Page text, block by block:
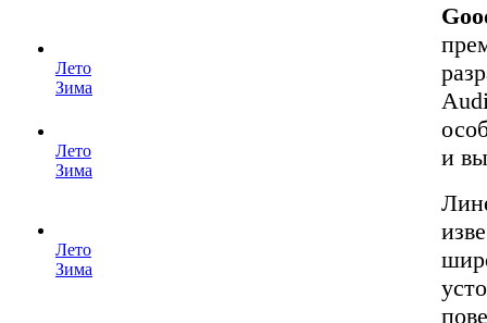
Лето
Зима
Лето
Зима
Лето
Зима
и